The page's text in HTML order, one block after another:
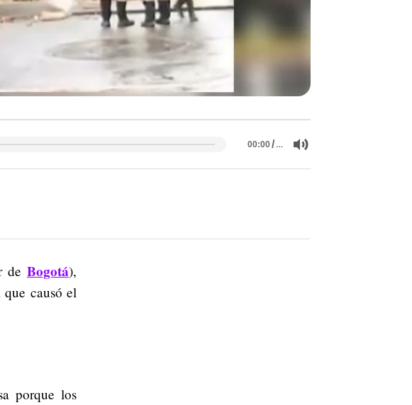
00:00/…
de Bogotá),
causó el
porque los